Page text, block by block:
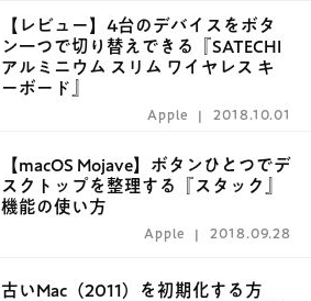
【レビュー】4台のデバイスをボタ
ン一つで切り替えできる『SATECHI
アルミニウム スリム ワイヤレス キ
ーボード』
Apple 2018.10.01
【macOS Mojave】ボタンひとつでデ
スクトップを整理する『スタック』
機能の使い方
Apple 2018.09.28
古いMac（2011）を初期化する方